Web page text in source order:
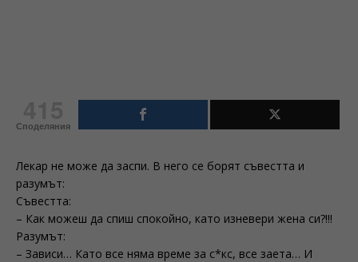
Споделяния
Лекар не може да заспи. В него се борят съвестта и
разумът:
Съвестта:
– Как можеш да спиш спокойно, като изневери жена си?!!!
Разумът:
– Зависи… Като все няма време за с*кс, все заета… И